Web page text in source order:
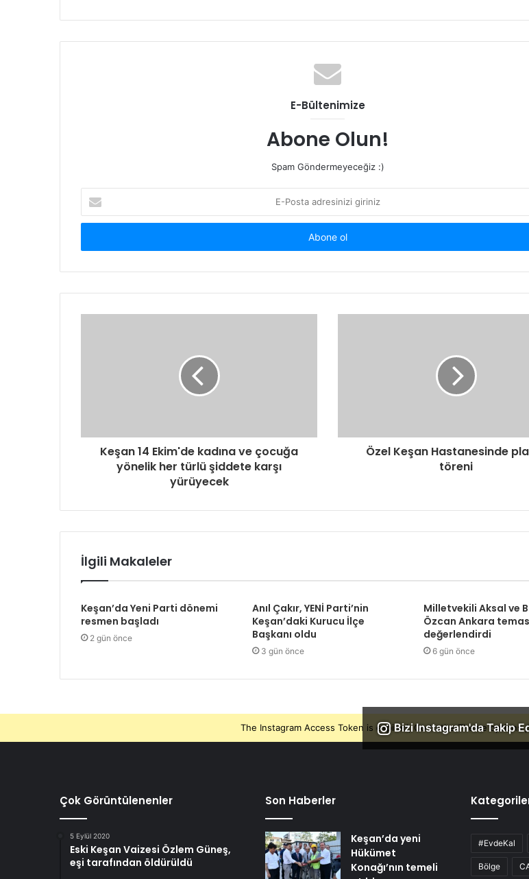
E-Bültenimize
Abone Olun!
Spam Göndermeyeceğiz :)
Posta
adresinizi
Keşan 14 Ekim'de kadına ve çocuğa
yönelik her türlü şiddete karşı
yürüyecek
Özel Keşan Hastanesinde
töreni
İlgili Makaleler
Keşan’da Yeni Parti dönemi
resmen başladı
2 gün önce
Anıl Çakır, YENİ Parti’nin
Keşan’daki Kurucu İlçe
Başkanı oldu
3 gün önce
Milletvekili Aksal ve
Özcan Ankara
değerlendirdi
6 gün önce
Bizi Instagram'da Takip
The Instagram Access Token is expired, Go to the Theme
Çok Görüntülenenler
5 Eylül 2020
Eski Keşan Vaizesi Özlem Güneş,
eşi tarafından öldürüldü
Son Haberler
Keşan’da yeni
Hükümet
Konağı’nın temeli
#EvdeKal
Bölge